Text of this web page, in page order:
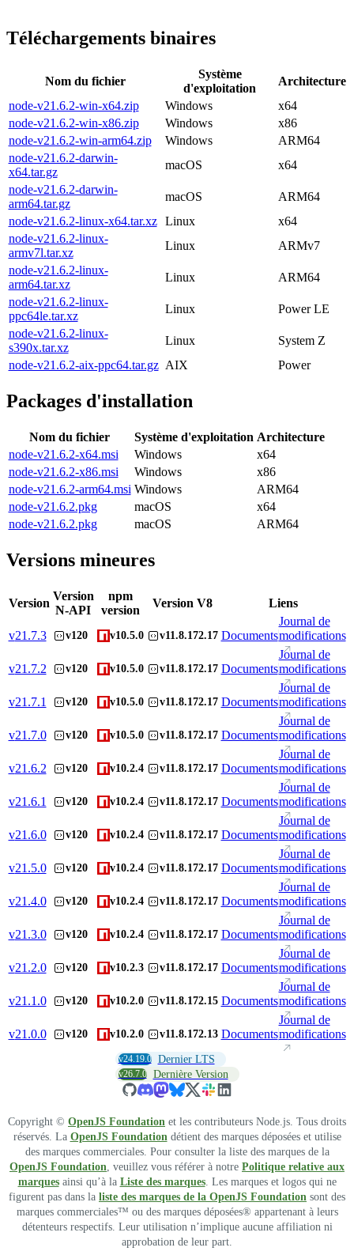
Téléchargements binaires
Nom du fichier
Système
d'exploitation
Architecture
node-v21.6.2-win-x64.zip
Windows
x64
node-v21.6.2-win-x86.zip
Windows
x86
node-v21.6.2-win-arm64.zip
Windows
ARM64
node-v21.6.2-darwin-
x64.tar.gz
macOS
x64
node-v21.6.2-darwin-
arm64.tar.gz
macOS
ARM64
node-v21.6.2-linux-x64.tar.xz
Linux
x64
node-v21.6.2-linux-
armv7l.tar.xz
Linux
ARMv7
node-v21.6.2-linux-
arm64.tar.xz
Linux
ARM64
node-v21.6.2-linux-
ppc64le.tar.xz
Linux
Power LE
node-v21.6.2-linux-
s390x.tar.xz
Linux
System Z
node-v21.6.2-aix-ppc64.tar.gz AIX Power
Packages d'installation
Nom du fichier Système d'exploitation Architecture
node-v21.6.2-x64.msi
Windows
x64
node-v21.6.2-x86.msi
Windows
x86
node-v21.6.2-arm64.msi Windows
ARM64
node-v21.6.2.pkg
macOS
x64
node-v21.6.2.pkg
macOS ARM64
Versions mineures
Version
Version
N-API
npm
version
Version V8 Liens
v21.7.3 v120 v10.5.0 v11.8.172.17 Documents
Journal de
modifications
v21.7.2 v120 v10.5.0 v11.8.172.17 Documents
Journal de
modifications
v21.7.1 v120 v10.5.0 v11.8.172.17 Documents
Journal de
modifications
v21.7.0 v120 v10.5.0 v11.8.172.17 Documents
Journal de
modifications
v21.6.2 v120 v10.2.4 v11.8.172.17 Documents
Journal de
modifications
v21.6.1 v120 v10.2.4 v11.8.172.17 Documents
Journal de
modifications
v21.6.0 v120 v10.2.4 v11.8.172.17 Documents
Journal de
modifications
v21.5.0 v120 v10.2.4 v11.8.172.17 Documents
Journal de
modifications
v21.4.0 v120 v10.2.4 v11.8.172.17 Documents
Journal de
modifications
v21.3.0 v120 v10.2.4 v11.8.172.17 Documents
Journal de
modifications
v21.2.0 v120 v10.2.3 v11.8.172.17 Documents
Journal de
modifications
v21.1.0 v120 v10.2.0 v11.8.172.15 Documents
Journal de
modifications
v21.0.0 v120 v10.2.0 v11.8.172.13 Documents
Journal de
modifications
v24.19.0 Dernier LTS
v26.7.0 Dernière Version
Copyright © OpenJS Foundation et les contributeurs Node.js. Tous droits
réservés. La OpenJS Foundation détient des marques déposées et utilise
des marques commerciales. Pour consulter la liste des marques de la
OpenJS Foundation , veuillez vous référer à notre Politique relative aux
marquesainsi qu’à la Liste des marques. Les marques et logos qui ne
figurent pas dans la liste des marques de la OpenJS Foundation sont des
marques commerciales™ ou des marques déposées® appartenant à leurs
détenteurs respectifs. Leur utilisation n’implique aucune affiliation ni
approbation de leur part.